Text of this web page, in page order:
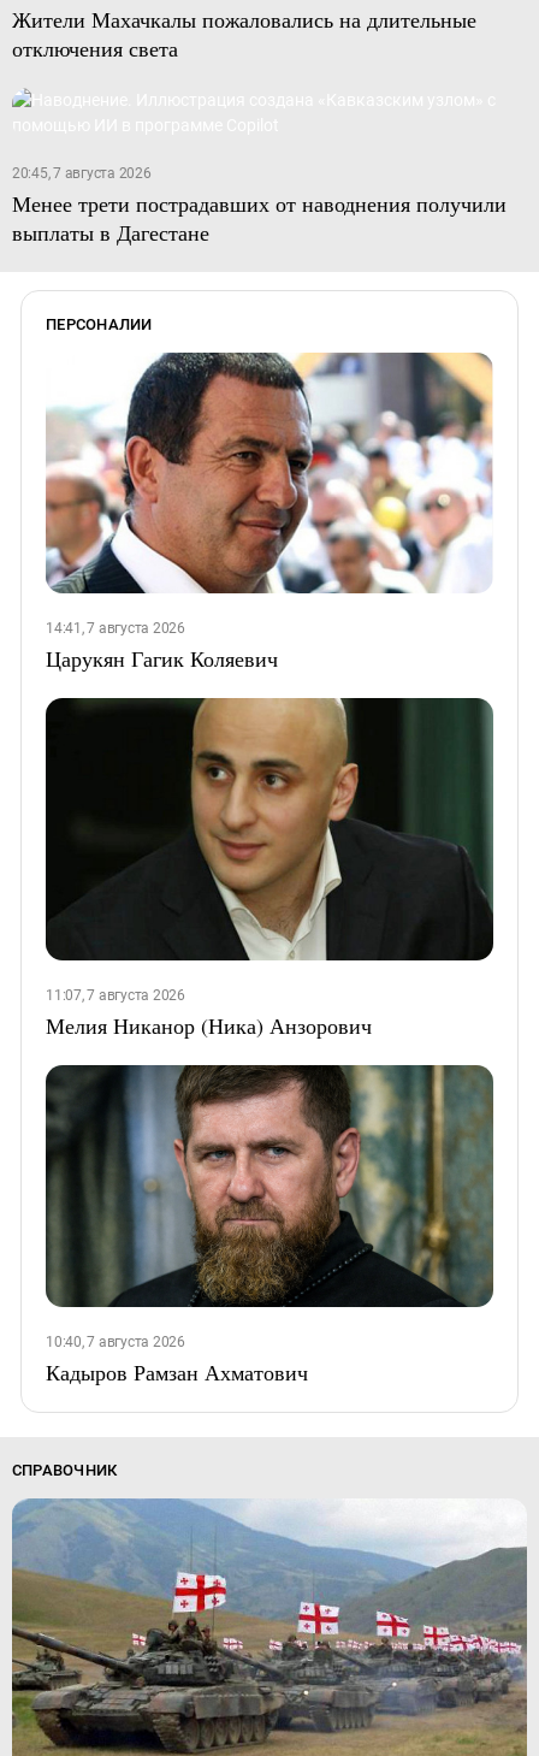
Жители Махачкалы пожаловались на длительные
отключения света
20:45, 7 августа 2026
Менее трети пострадавших от наводнения получили
выплаты в Дагестане
ПЕРСОНАЛИИ
14:41, 7 августа 2026
Царукян Гагик Коляевич
11:07, 7 августа 2026
Мелия Никанор (Ника) Анзорович
10:40, 7 августа 2026
Кадыров Рамзан Ахматович
СПРАВОЧНИК